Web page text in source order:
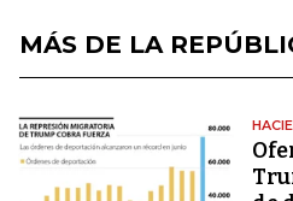
MÁS DE LA